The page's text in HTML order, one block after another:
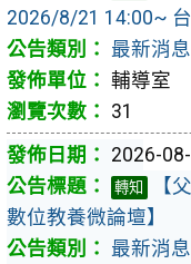
2026/8/21 14:00~
最新消息
輔導室
31
2026-
轉知
【
數位教養微論壇】
最新消息